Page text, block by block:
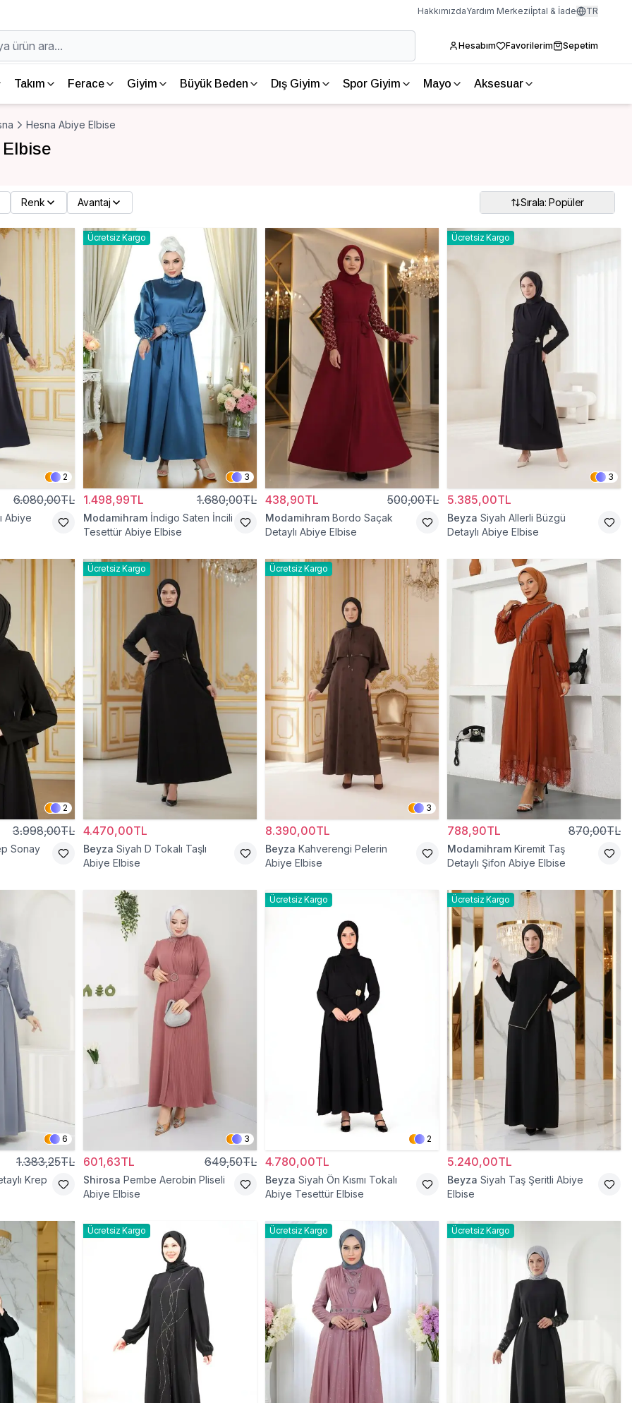
HakkımızdaYardım Merkeziİptal & İade TR
Hesabım Favorilerim Sepetim
Takım Ferace Giyim Büyük Beden Dış Giyim Spor Giyim Mayo Aksesuar
Hesna Abiye Elbise
Renk Avantaj Sırala: Popüler
2
6.080,00TL
Abiye
Ücretsiz Kargo
3
1.498,99TL 1.680,00TL
Modamihram İndigo Saten İncili
Tesettür Abiye Elbise
438,90TL 500,00TL
Modamihram Bordo Saçak
Detaylı Abiye Elbise
Ücretsiz Kargo
3
5.385,00TL
Beyza Siyah Allerli Büzgü
Detaylı Abiye Elbise
2
3.998,00TL
Sonay
Ücretsiz Kargo
4.470,00TL
Beyza Siyah D Tokalı Taşlı
Abiye Elbise
Ücretsiz Kargo
3
8.390,00TL
Beyza Kahverengi Pelerin
Abiye Elbise
788,90TL 870,00TL
Modamihram Kiremit Taş
Detaylı Şifon Abiye Elbise
6
1.383,25TL
Krep
3
601,63TL 649,50TL
Shirosa Pembe Aerobin Pliseli
Abiye Elbise
Ücretsiz Kargo
2
4.780,00TL
Beyza Siyah Ön Kısmı Tokalı
Abiye Tesettür Elbise
Ücretsiz Kargo
5.240,00TL
Beyza Siyah Taş Şeritli Abiye
Elbise
Ücretsiz Kargo Ücretsiz Kargo Ücretsiz Kargo